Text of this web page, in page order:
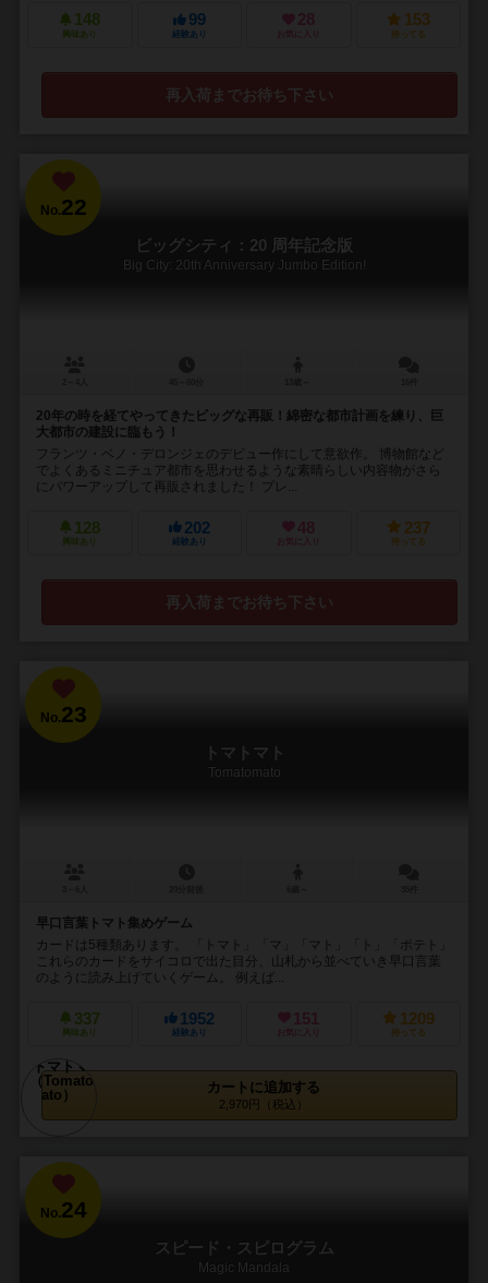
148
興味あり
99
経験あり
28
お気に入り
153
持ってる
再入荷までお待ち下さい
No.22
ビッグシティ：20 周年記念版
Big City: 20th Anniversary Jumbo Edition!
20年の時を経てやってきたビッグな再販！綿密な都市計画を練り、巨
大都市の建設に臨もう！
フランツ・ベノ・デロンジェのデビュー作にして意欲作。 博物館など
でよくあるミニチュア都市を思わせるような素晴らしい内容物がさら
にパワーアップして再販されました！ プレ...
128
興味あり
202
経験あり
48
お気に入り
237
持ってる
再入荷までお待ち下さい
No.23
トマトマト
Tomatomato
早口言葉トマト集めゲーム
カードは5種類あります。 「トマト」「マ」「マト」「ト」「ポテト」
これらのカードをサイコロで出た目分、山札から並べていき早口言葉
のように読み上げていくゲーム。 例えば...
337
興味あり
1952
経験あり
151
お気に入り
1209
持ってる
カートに追加する
2,970円（税込）
No.24
スピード・スピログラム
Magic Mandala